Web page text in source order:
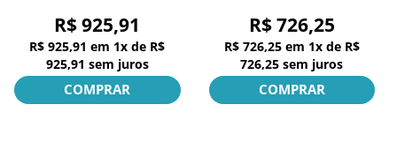
R$ 925,91
R$ 925,91 em 1x de R$
925,91 sem juros
COMPRAR
R$ 726,25
R$ 726,25 em 1x de R$
726,25 sem juros
COMPRAR